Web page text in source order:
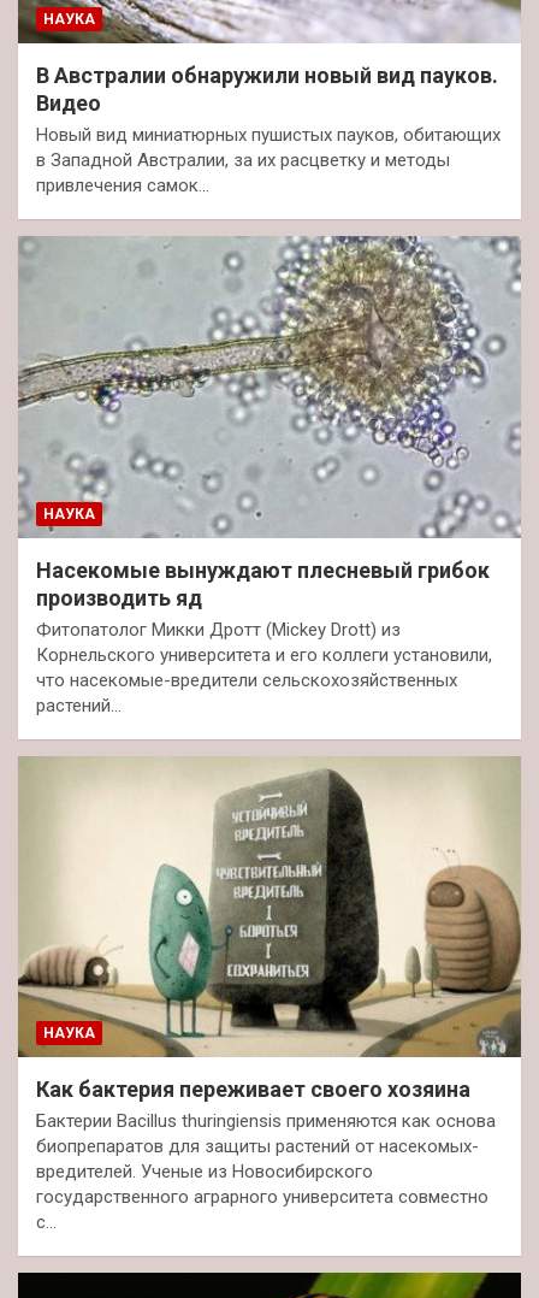
НАУКА
В Австралии обнаружили новый вид пауков.
Видео
Новый вид миниатюрных пушистых пауков, обитающих
в Западной Австралии, за их расцветку и методы
привлечения самок…
НАУКА
Насекомые вынуждают плесневый грибок
производить яд
Фитопатолог Микки Дротт (Mickey Drott) из
Корнельского университета и его коллеги установили,
что насекомые-вредители сельскохозяйственных
растений…
НАУКА
Как бактерия переживает своего хозяина
Бактерии Bacillus thuringiensis применяются как основа
биопрепаратов для защиты растений от насекомых-
вредителей. Ученые из Новосибирского
государственного аграрного университета совместно
с…